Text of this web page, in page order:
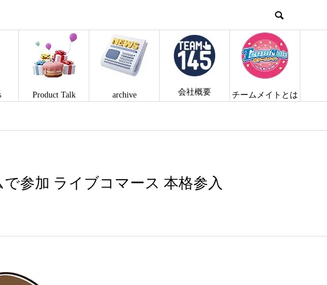
Product Talk archive 会社概要 チームメイトとは
参加 ライブコマース 本格参入